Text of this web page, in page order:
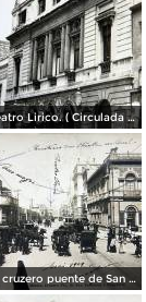
Teatro Lirico. ( Circulada el 1 de Agosto de 1926 ).
El cruzero puente de San Francisco y Guardiola por el fotografo Felix Miret.